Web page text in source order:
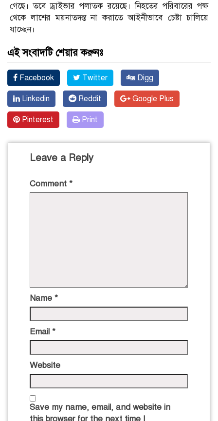
গেছে। তবে ড্রাইভার পলাতক রয়েছে। নিহতের পরিবারের পক্ষ
থেকে লাশের ময়নাতদন্ত না করাতে আইনীভাবে চেষ্টা চালিয়ে
যাচ্ছেন।
এই সংবাদটি শেয়ার করুনঃ
Facebook Twitter Digg
Linkedin Reddit Google Plus
Pinterest Print
Leave a Reply
Comment *
Name *
Email *
Website
Save my name, email, and website in
this browser for the next time I